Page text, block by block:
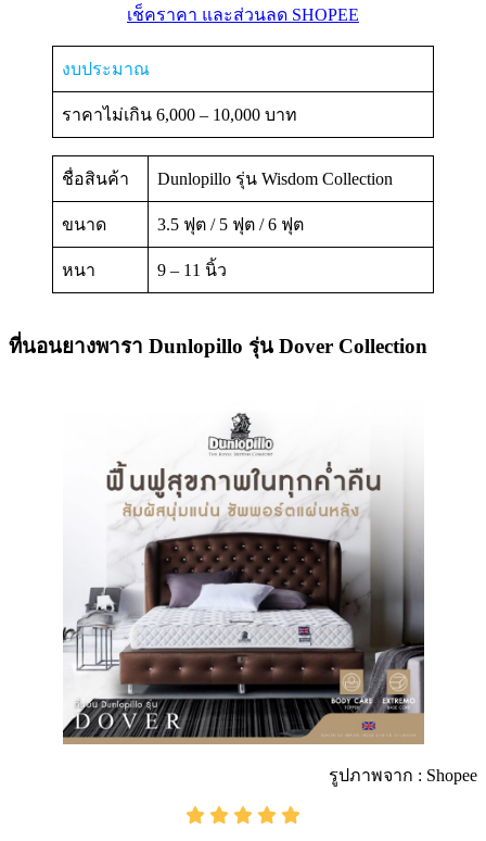
เช็คราคา และส่วนลด SHOPEE
งบประมาณ
ราคาไม่เกิน 6,000 – 10,000 บาท
ชื่อสินค้า Dunlopillo รุ่น Wisdom Collection
ขนาด 3.5 ฟุต / 5 ฟุต / 6 ฟุต
หนา 9 – 11 นิ้ว
ที่นอนยางพารา Dunlopillo รุ่น Dover Collection
รูปภาพจาก : Shopee